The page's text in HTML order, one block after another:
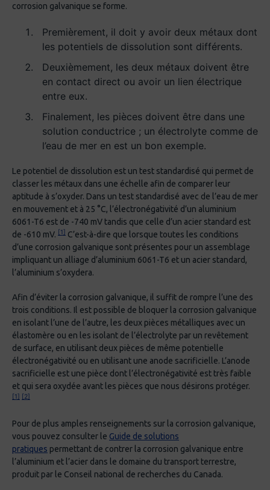
corrosion galvanique se forme.
Premièrement, il doit y avoir deux métaux dont
les potentiels de dissolution sont différents.
Deuxièmement, les deux métaux doivent être
en contact direct ou avoir un lien électrique
entre eux.
Finalement, les pièces doivent être dans une
solution conductrice ; un électrolyte comme de
l’eau de mer en est un bon exemple.
Le potentiel de dissolution est un test standardisé qui permet de
classer les métaux dans une échelle afin de comparer leur
aptitude à s’oxyder. Dans un test standardisé avec de l’eau de mer
en mouvement et à 25 °C, l’électronégativité d’un aluminium
6061-T6 est de -740 mV tandis que celle d’un acier standard est
de -610 mV.
[1]
C’est-à-dire que lorsque toutes les conditions
d’une corrosion galvanique sont présentes pour un assemblage
impliquant un alliage d’aluminium 6061-T6 et un acier standard,
l’aluminium s’oxydera.
Afin d’éviter la corrosion galvanique, il suffit de rompre l’une des
trois conditions. Il est possible de bloquer la corrosion galvanique
en isolant l’une de l’autre, les deux pièces métalliques avec un
élastomère ou en les isolant de l’électrolyte par un revêtement
de surface, en utilisant deux pièces de même potentielle
électronégativité ou en utilisant une anode sacrificielle. L’anode
sacrificielle est une pièce dont l’électronégativité est très faible
et qui sera oxydée avant les pièces que nous désirons protéger.
[1] [2]
Pour de plus amples renseignements sur la corrosion galvanique,
vous pouvez consulter le Guide de solutions
pratiques permettant de contrer la corrosion galvanique entre
l’aluminium et l’acier dans le domaine du transport terrestre,
produit par le Conseil national de recherches du Canada.